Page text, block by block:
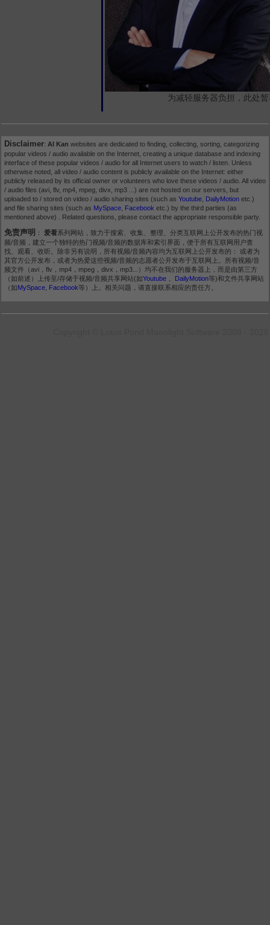
为减轻服务器负担，此处
Disclaimer: AI Kan websites are dedicated to finding, collecting, sorting, categorizing
popular videos / audio available on the Internet, creating a unique database and indexing
interface of these popular videos / audio for all Internet users to watch / listen. Unless
otherwise noted, all video / audio content is publicly available on the Internet: either
publicly released by its official owner or volunteers who love these videos / audio. All video
/ audio files (avi, flv, mp4, mpeg, divx, mp3 ...) are not hosted on our servers, but
uploaded to / stored on video / audio sharing sites (such as Youtube DailyMotion etc.)
and file sharing sites (such as MySpace Facebook etc.) by the third parties (as
mentioned above) . Related questions, please contact the appropriate responsible party.
免责声明 ： 爱看系列网站，致力于搜索、收集、整理、分类互联网上公开发布的热门视
频/音频，建立一个独特的热门视频/音频的数据库和索引界面，便于所有互联网用户查
找、观看、收听。除非另有说明，所有视频/音频内容均为互联网上公开发布的： 或者为
其官方公开发布，或者为热爱这些视频/音频的志愿者公开发布于互联网上。所有视频/音
频文件（avi，flv，mp4，mpeg，divx，mp3...）均不在我们的服务器上，而是由第三方
（如前述）上传至/存储于视频/音频共享网站(如Youtube DailyMotion等)和文件共享网站
（如MySpace Facebook等）上。相关问题，请直接联系相应的责任方。